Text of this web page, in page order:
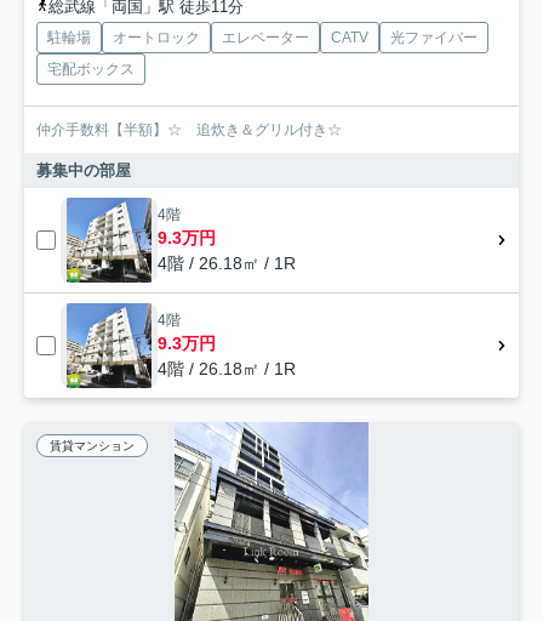
総武線「両国」駅 徒歩11分
駐輪場 オートロック エレベーター CATV
光ファイバー
宅配ボックス
仲介手数料【半額】☆ 追炊き＆グリル付き☆
募集中の部屋
4階
9.3万円
4階 / 26.18㎡ / 1R
4階
9.3万円
4階 / 26.18㎡ / 1R
賃貸マンション